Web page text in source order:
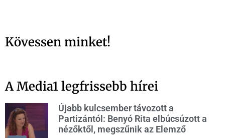
Kövessen minket!
A Media1 legfrissebb hírei
Újabb kulcsember távozott a
Partizántól: Benyó Rita elbúcsúzott a
nézőktől, megszűnik az Elemző